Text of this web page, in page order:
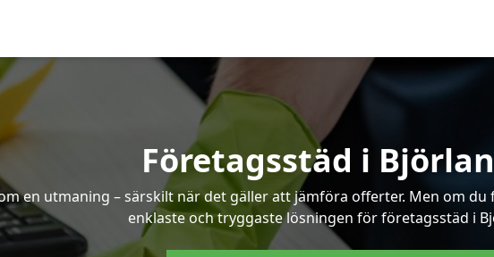
Företagsstäd i
en utmaning – särskilt när det gäller att jämföra offerter. Men om
enklaste och tryggaste lösningen för företagsstäd i